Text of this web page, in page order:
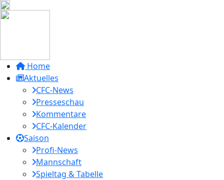
Home
Aktuelles
CFC-News
Presseschau
Kommentare
CFC-Kalender
Saison
Profi-News
Mannschaft
Spieltag & Tabelle